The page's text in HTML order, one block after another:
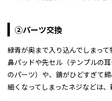
②パーツ交換
緑青が奥まで入り込んでしまっ
鼻パッドや先セル（テンプルの
のパーツ）や、錆がひどすぎて
細くなってしまったネジなどは